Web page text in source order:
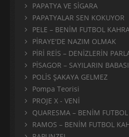
PAPATYA VE SİGARA
PAPATYALAR SEN KOKUYOR
PELE – BENİM FUTBOL
PİRAYE'DE NAZIM OLMAK
PİRİ REİS – DENİZLERİN
PİSAGOR – SAYILARIN BABASI
POLİS ŞAKAYA GELMEZ
Pompa Teorisi
PROJE X - VENİ
QUARESMA – BENİM
RAMOS – BENİM FUTBOL